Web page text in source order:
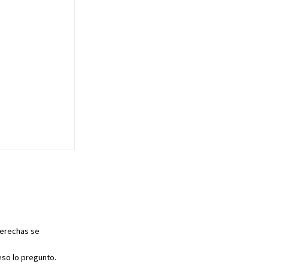
se
lo pregunto.